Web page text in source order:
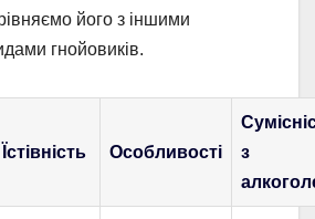
його з іншими
гнойовиків.
Їстівність Особливості
з